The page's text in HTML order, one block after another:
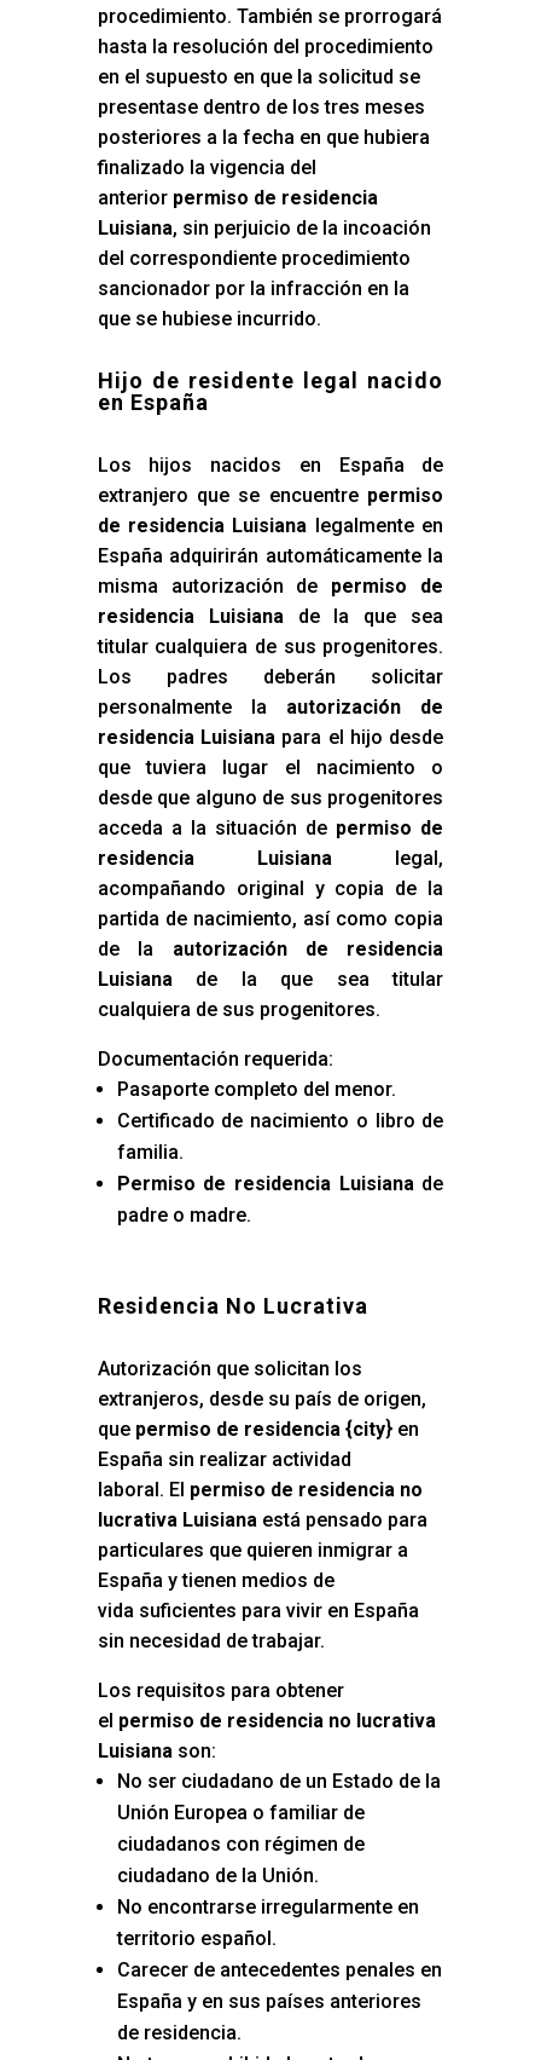
procedimiento. También se prorrogará
hasta la resolución del procedimiento
en el supuesto en que la solicitud se
presentase dentro de los tres meses
posteriores a la fecha en que hubiera
finalizado la vigencia del
anterior permiso de residencia
Luisiana, sin perjuicio de la incoación
del correspondiente procedimiento
sancionador por la infracción en la
que se hubiese incurrido.
Hijo de residente legal nacido
en España
Los hijos nacidos en España de
extranjero que se encuentre permiso
de residencia Luisiana legalmente en
España adquirirán automáticamente la
misma autorización de permiso de
residencia Luisianade la que sea
titular cualquiera de sus progenitores.
Los padres deberán solicitar
personalmente la autorización de
residencia Luisianapara el hijo desde
que tuviera lugar el nacimiento o
desde que alguno de sus progenitores
acceda a la situación de permiso de
residencia Luisiana legal,
acompañando original y copia de la
partida de nacimiento, así como copia
de la autorización de residencia
Luisianade la que sea titular
cualquiera de sus progenitores.
Documentación requerida:
Pasaporte completo del menor.
Certificado de nacimiento o libro de
familia.
Permiso de residencia Luisianade
padre o madre.
Residencia No Lucrativa
Autorización que solicitan los
extranjeros, desde su país de origen,
que permiso de residencia {city} en
España sin realizar actividad
laboral. El permiso de residencia no
lucrativa Luisianaestá pensado para
particulares que quieren inmigrar a
España y tienen medios de
vida suficientes para vivir en España
sin necesidad de trabajar.
Los requisitos para obtener
el permiso de residencia no lucrativa
Luisianason:
No ser ciudadano de un Estado de la
Unión Europea o familiar de
ciudadanos con régimen de
ciudadano de la Unión.
No encontrarse irregularmente en
territorio español.
Carecer de antecedentes penales en
España y en sus países anteriores
de residencia.